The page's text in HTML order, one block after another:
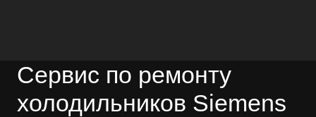
Сервис по ремонту
холодильников Siemens